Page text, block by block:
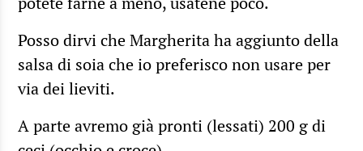
Posso dirvi che Margherita ha aggiunto della
salsa di soia che io preferisco non usare per
via dei lieviti.
A parte avremo già pronti (lessati) 200 g di